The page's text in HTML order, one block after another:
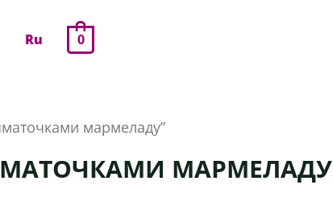
Ru 0
мармеладу”
МАРМЕЛАДУ